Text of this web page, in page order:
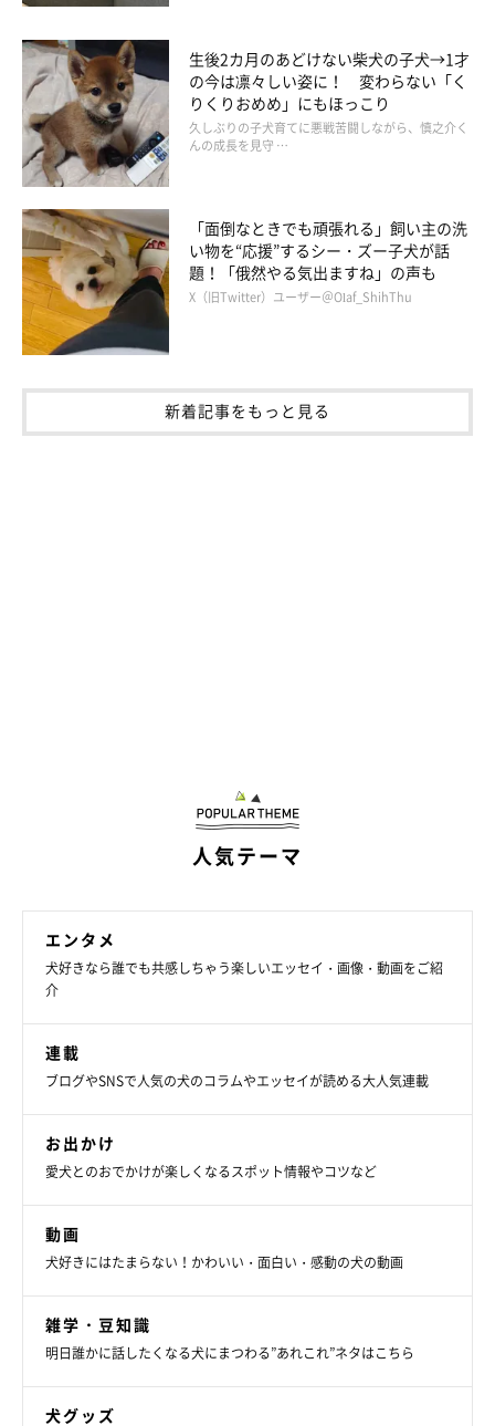
見られるのだそう。
たとえば、夜にひとりで寝られるようになったことや、お留守番
ができるようになったこと、トレーニングしたことをすぐに覚え
てくれることなど、嬉しい成長を実感しているといいます。
「シャルルは甘えん坊で人好きです。飼い主がリビングにくるの
我が家では 『忠犬シャル公』
貫禄にびっくりしていた』
の“ハイブリッド犬”で、私たちの毎日に癒しと笑いを与えてくれ
ています！」
生後2カ月のあどけない柴犬の子犬→1才
の今は凛々しい姿に！ 変わらない「く
りくりおめめ」にもほっこり
久しぶりの子犬育てに悪戦苦闘しながら、慎之介く
んの成長を見守 …
「面倒なときでも頑張れる」飼い主の洗
い物を“応援”するシー・ズー子犬が話
題！「俄然やる気出ますね」の声も
X（旧Twitter）ユーザー＠Olaf_ShihThu
新着記事をもっと見る
人気テーマ
エンタメ
犬好きなら誰でも共感しちゃう楽しいエッセイ・画像・動画をご紹
介
連載
ブログやSNSで人気の犬のコラムやエッセイが読める大人気連載
お出かけ
愛犬とのおでかけが楽しくなるスポット情報やコツなど
動画
犬好きにはたまらない！かわいい・面白い・感動の犬の動画
雑学・豆知識
明日誰かに話したくなる犬にまつわる”あれこれ”ネタはこちら
犬グッズ